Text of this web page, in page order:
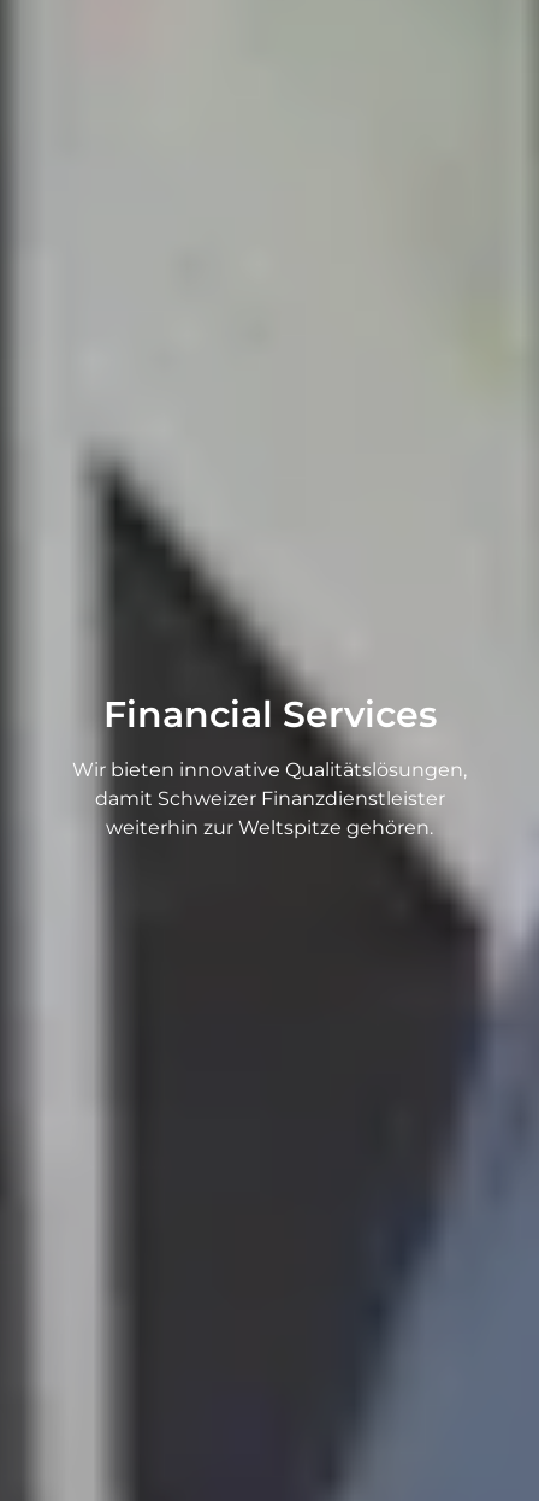
Financial Services
Wir bieten innovative Qualitätslösungen,
damit Schweizer Finanzdienstleister
weiterhin zur Weltspitze gehören.